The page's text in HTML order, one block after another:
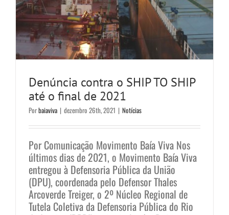
Denúncia contra o SHIP TO SHIP
até o final de 2021
Porbaiaviva | dezembro 26th, 2021 | Notícias
Por Comunicação Movimento Baía Viva Nos
últimos dias de 2021, o Movimento Baía Viva
entregou à Defensoria Pública da União
(DPU), coordenada pelo Defensor Thales
Arcoverde Treiger, o 2º Núcleo Regional de
Tutela Coletiva da Defensoria Pública do Rio
Defensoria Pública dá prazo de